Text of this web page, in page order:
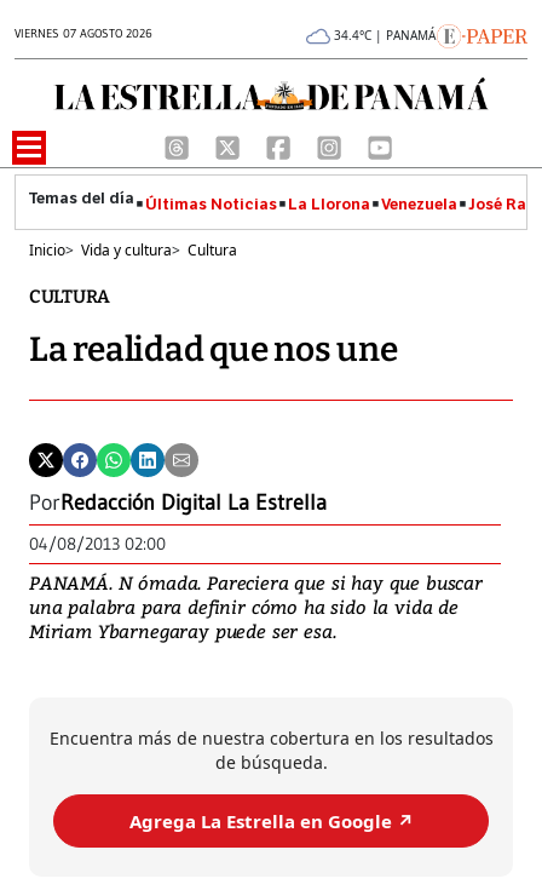
VIERNES 07 AGOSTO 2026 34.4°C | PANAMÁ
Últimas Noticias La Llorona Venezuela José
Inicio> Vida y cultura> Cultura
CULTURA
La realidad que nos une
PorRedacción Digital La Estrella
04/08/2013 02:00
PANAMÁ. N ómada. Pareciera que si hay que buscar
una palabra para definir cómo ha sido la vida de
Miriam Ybarnegaray puede ser esa.
Encuentra más de nuestra cobertura en los resultados
de búsqueda.
Agrega La Estrella en Google ↗️